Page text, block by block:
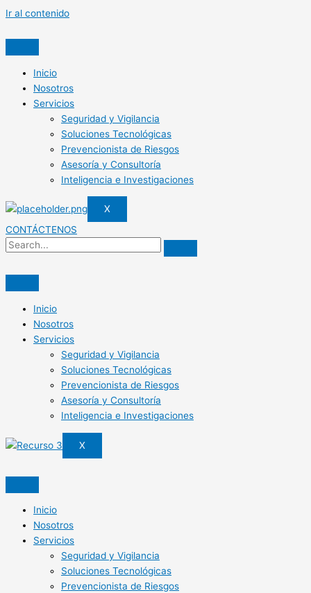
Ir al contenido
Inicio
Nosotros
Servicios
Seguridad y Vigilancia
Soluciones Tecnológicas
Prevencionista de Riesgos
Asesoría y Consultoría
Inteligencia e Investigaciones
X
CONTÁCTENOS
Inicio
Nosotros
Servicios
Seguridad y Vigilancia
Soluciones Tecnológicas
Prevencionista de Riesgos
Asesoría y Consultoría
Inteligencia e Investigaciones
X
Inicio
Nosotros
Servicios
Seguridad y Vigilancia
Soluciones Tecnológicas
Prevencionista de Riesgos